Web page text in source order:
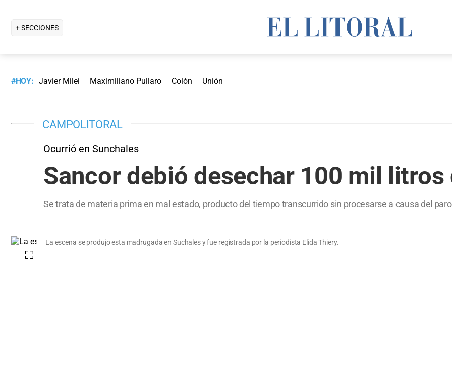
+ SECCIONES
#HOY: Javier Milei Maximiliano Pullaro Colón Unión
CAMPOLITORAL
Ocurrió en Sunchales
Sancor debió desechar 100 mil litros
Se trata de materia prima en mal estado, producto del tiempo transcurrido sin procesarse a causa del
La escena se produjo esta madrugada en Suchales y fue registrada por la periodista Elida Thiery.